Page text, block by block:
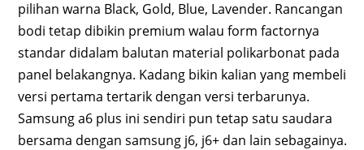
pilihan warna Black, Gold, Blue, Lavender. Rancangan
bodi tetap dibikin premium walau form factornya
standar didalam balutan material polikarbonat pada
panel belakangnya. Kadang bikin kalian yang membeli
versi pertama tertarik dengan versi terbarunya.
Samsung a6 plus ini sendiri pun tetap satu saudara
bersama dengan samsung j6, j6+ dan lain sebagainya.